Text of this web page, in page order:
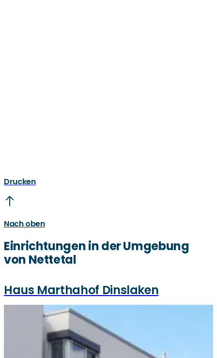
Drucken
Nach oben
Einrichtungen in der Umgebung
von Nettetal
Haus Marthahof Dinslaken